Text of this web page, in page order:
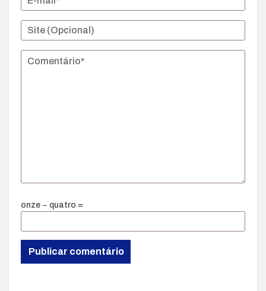
onze − quatro =